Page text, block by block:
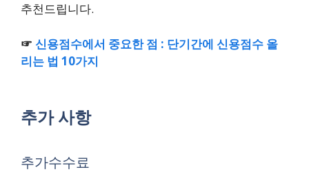
추천드립니다.
☞ 신용점수에서 중요한 점 : 단기간에 신용점수 올
리는 법 10가지
추가 사항
추가수수료